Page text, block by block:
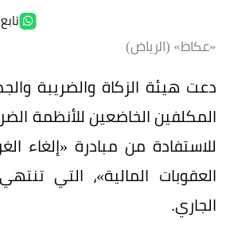
«عكاظ» (الرياض)
دعت هيئة الزكاة والضريبة
المكلفين الخاضعين للأنظمة
للاستفادة من مبادرة «إلغاء
الجاري.